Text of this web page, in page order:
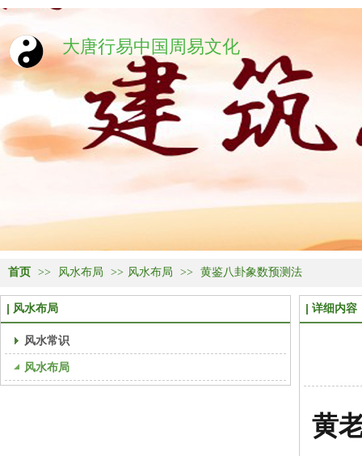
大唐行易中国周易文化
首页 >> 风水布局 >> 风水布局 >> 黄鉴八卦象数预测法
风水布局
风水常识
风水布局
详细内容
黄